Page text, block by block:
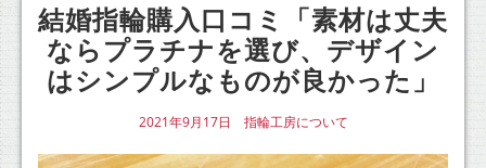
結婚指輪購入口コミ「素材は丈夫
ならプラチナを選び、デザイン
はシンプルなものが良かった」
2021年9月17日 指輪工房について